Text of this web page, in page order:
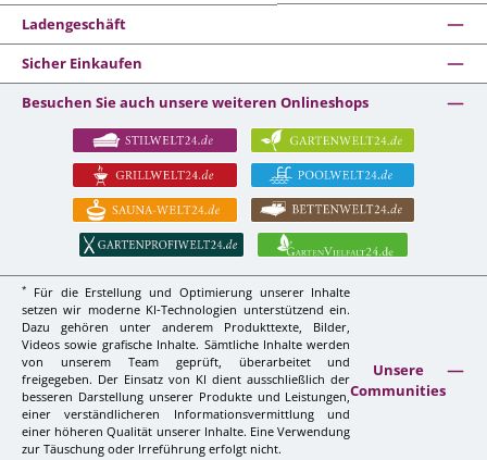
Ladengeschäft
Sicher Einkaufen
Besuchen Sie auch unsere weiteren Onlineshops
*
Für die Erstellung und Optimierung unserer Inhalte
setzen wir moderne KI-Technologien unterstützend ein.
Dazu gehören unter anderem Produkttexte, Bilder,
Videos sowie grafische Inhalte. Sämtliche Inhalte werden
von unserem Team geprüft, überarbeitet und
freigegeben. Der Einsatz von KI dient ausschließlich der
besseren Darstellung unserer Produkte und Leistungen,
einer verständlicheren Informationsvermittlung und
einer höheren Qualität unserer Inhalte. Eine Verwendung
zur Täuschung oder Irreführung erfolgt nicht.
Unsere
Communities